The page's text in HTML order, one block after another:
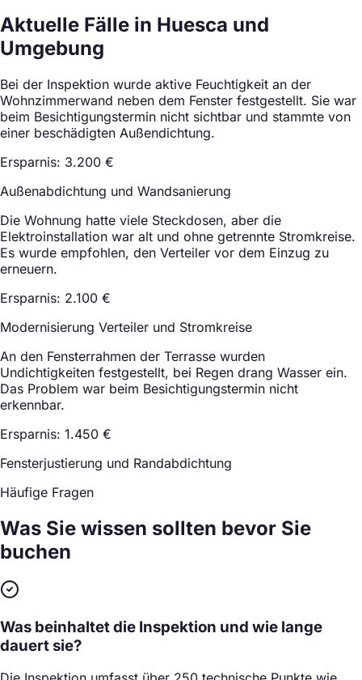
Aktuelle Fälle in Huesca und
Umgebung
Bei der Inspektion wurde aktive Feuchtigkeit an der
Wohnzimmerwand neben dem Fenster festgestellt. Sie war
beim Besichtigungstermin nicht sichtbar und stammte von
einer beschädigten Außendichtung.
Ersparnis: 3.200 €
Außenabdichtung und Wandsanierung
Die Wohnung hatte viele Steckdosen, aber die
Elektroinstallation war alt und ohne getrennte Stromkreise.
Es wurde empfohlen, den Verteiler vor dem Einzug zu
erneuern.
Ersparnis: 2.100 €
Modernisierung Verteiler und Stromkreise
An den Fensterrahmen der Terrasse wurden
Undichtigkeiten festgestellt, bei Regen drang Wasser ein.
Das Problem war beim Besichtigungstermin nicht
erkennbar.
Ersparnis: 1.450 €
Fensterjustierung und Randabdichtung
Häufige Fragen
Was Sie wissen sollten bevor Sie
buchen
Was beinhaltet die Inspektion und wie lange
dauert sie?